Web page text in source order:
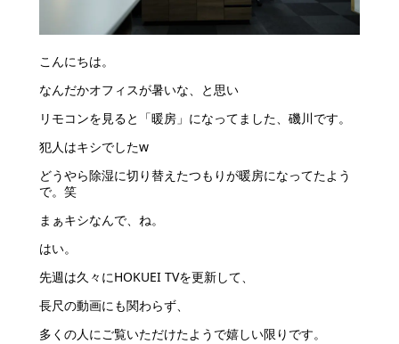
こんにちは。
なんだかオフィスが暑いな、と思い
リモコンを見ると「暖房」になってました、磯川です。
犯人はキシでしたw
どうやら除湿に切り替えたつもりが暖房になってたよう
で。笑
まぁキシなんで、ね。
はい。
先週は久々にHOKUEI TVを更新して、
長尺の動画にも関わらず、
多くの人にご覧いただけたようで嬉しい限りです。